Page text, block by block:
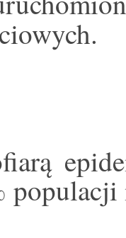
populacji